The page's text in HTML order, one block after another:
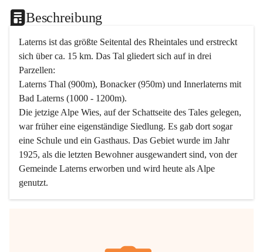
Beschreibung
Laterns ist das größte Seitental des Rheintales und erstreckt
sich über ca. 15 km. Das Tal gliedert sich auf in drei
Parzellen:
Laterns Thal (900m), Bonacker (950m) und Innerlaterns mit
Bad Laterns (1000 - 1200m).
Die jetzige Alpe Wies, auf der Schattseite des Tales gelegen,
war früher eine eigenständige Siedlung. Es gab dort sogar
eine Schule und ein Gasthaus. Das Gebiet wurde im Jahr
1925, als die letzten Bewohner ausgewandert sind, von der
Gemeinde Laterns erworben und wird heute als Alpe
genutzt.